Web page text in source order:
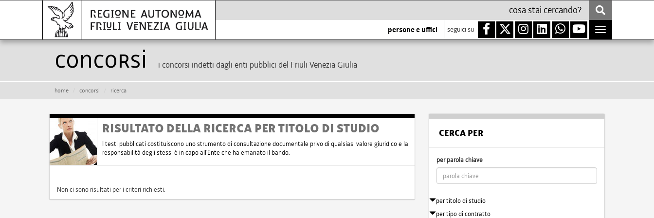
persone e uffici seguici su
Toggle
navigation
Concorsi i concorsi indetti dagli enti pubblici del Friuli Venezia Giulia
home concorsi ricerca
RISULTATO DELLA RICERCA PER TITOLO DI STUDIO
I testi pubblicati costituiscono uno strumento di consultazione documentale privo di qualsiasi valore giuridico e la
responsabilità degli stessi è in capo all'Ente che ha emanato il bando.
Non ci sono risultati per i criteri richiesti.
CERCA PER
per parola chiave
per titolo di studio
per tipo di contratto